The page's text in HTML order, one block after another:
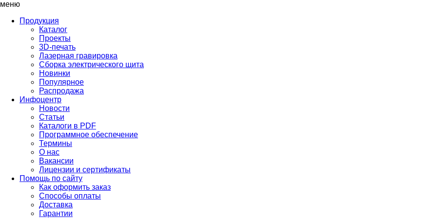
меню
Продукция
Каталог
Проекты
3D-печать
Лазерная гравировка
Сборка электрического щита
Новинки
Популярное
Распродажа
Инфоцентр
Новости
Статьи
Каталоги в PDF
Программное обеспечение
Термины
О нас
Вакансии
Лицензии и сертификаты
Помощь по сайту
Как оформить заказ
Способы оплаты
Доставка
Гарантии